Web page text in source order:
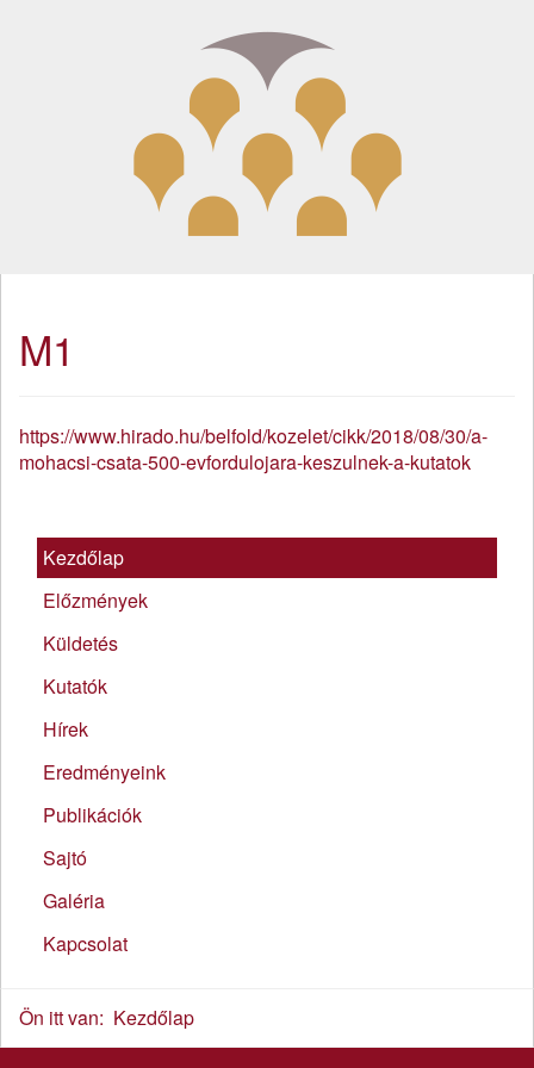
M1
https://www.hirado.hu/belfold/kozelet/cikk/2018/08/30/a-
mohacsi-csata-500-evfordulojara-keszulnek-a-kutatok
Kezdőlap
Előzmények
Küldetés
Kutatók
Hírek
Eredményeink
Publikációk
Sajtó
Galéria
Kapcsolat
Ön itt van: Kezdőlap